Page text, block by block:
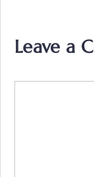
Leave a